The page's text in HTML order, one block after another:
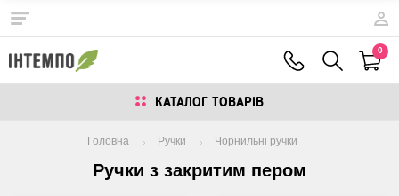
0
КАТАЛОГ ТОВАРIВ
Головна Ручки Чорнильні ручки
Ручки з закритим пером